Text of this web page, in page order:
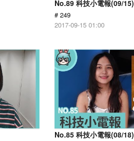
No.89 科技小電報(09/15)
# 249
2017-09-15 01:00
No.85 科技小電報(08/18)